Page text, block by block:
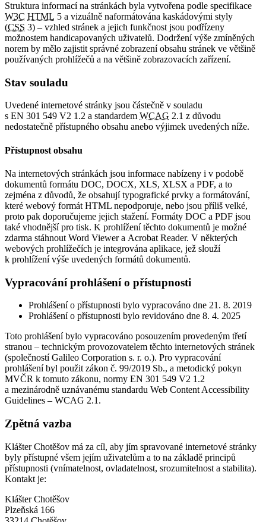
Struktura informací na stránkách byla vytvořena podle specifikace
W3C HTML 5 a vizuálně naformátována kaskádovými styly
(CSS 3) – vzhled stránek a jejich funkčnost jsou podřízeny
možnostem handicapovaných uživatelů. Dodržení výše zmíněných
norem by mělo zajistit správné zobrazení obsahu stránek ve většině
používaných prohlížečů a na většině zobrazovacích zařízení.
Stav souladu
Uvedené internetové stránky jsou částečně v souladu
s EN 301 549 V2 1.2 a standardem WCAG 2.1 z důvodu
nedostatečně přístupného obsahu anebo výjimek uvedených níže.
Přístupnost obsahu
Na internetových stránkách jsou informace nabízeny i v podobě
dokumentů formátu DOC, DOCX, XLS, XLSX a PDF, a to
zejména z důvodů, že obsahují typografické prvky a formátování,
které webový formát HTML nepodporuje, nebo jsou příliš velké,
proto pak doporučujeme jejich stažení. Formáty DOC a PDF jsou
také vhodnější pro tisk. K prohlížení těchto dokumentů je možné
zdarma stáhnout Word Viewer a Acrobat Reader. V některých
webových prohlížečích je integrována aplikace, jež slouží
k prohlížení výše uvedených formátů dokumentů.
Vypracování prohlášení o přístupnosti
Prohlášení o přístupnosti bylo vypracováno dne 21. 8. 2019
Prohlášení o přístupnosti bylo revidováno dne 8. 4. 2025
Toto prohlášení bylo vypracováno posouzením provedeným třetí
stranou – technickým provozovatelem těchto internetových stránek
(společností Galileo Corporation s. r. o.). Pro vypracování
prohlášení byl použit zákon č. 99/2019 Sb., a metodický pokyn
MVČR k tomuto zákonu, normy EN 301 549 V2 1.2
a mezinárodně uznávanému standardu Web Content Accessibility
Guidelines – WCAG 2.1.
Zpětná vazba
Klášter Chotěšov má za cíl, aby jím spravované internetové stránky
byly přístupné všem jejím uživatelům a to na základě principů
přístupnosti (vnímatelnost, ovladatelnost, srozumitelnost a stabilita).
Kontakt je:
Klášter Chotěšov
Plzeňská 166